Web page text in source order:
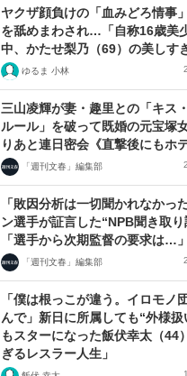
ヤクザ顔負けの「血みどろ情事
を舐めまわされ…「自称16歳美
中、かたせ梨乃（69）の美しす
ゆるま 小林
三山凌輝が妻・趣里との「キス
ルール」を破って既婚の元宝塚
りあと連日密会《直撃後にもホ
「週刊文春」編集部
「敗因分析は一切聞かれなかっ
ン選手が証言した“NPB聞き取
「選手から次期監督の要求は…」
「週刊文春」編集部
「僕は根っこが違う。イロモノ
んで」新日に所属しても“外様
もスターになった飯伏幸太（44
ぎるレスラー人生」